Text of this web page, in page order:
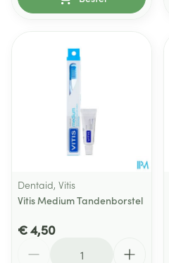
Dentaid, Vitis
Vitis Medium Tandenborstel
€ 4,50